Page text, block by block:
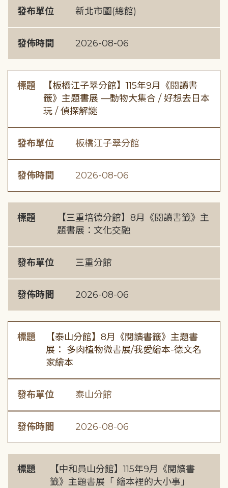
發布單位 新北市圖(總館)
發佈時間 2026-08-06
標題
【板橋江子翠分館】115年9月《閱讀書
籤》主題書展 —動物大集合 / 好想去日本
玩 / 偵探解謎
發布單位 板橋江子翠分館
發佈時間 2026-08-06
標題
【三重培德分館】8月《閱讀書籤》主
題書展：文化交融
發布單位 三重分館
發佈時間 2026-08-06
標題
【泰山分館】8月《閱讀書籤》主題書
展： 多肉植物微書展/我愛繪本-德文名
家繪本
發布單位 泰山分館
發佈時間 2026-08-06
標題
【中和員山分館】115年9月《閱讀書
籤》主題書展「 繪本裡的大小事」